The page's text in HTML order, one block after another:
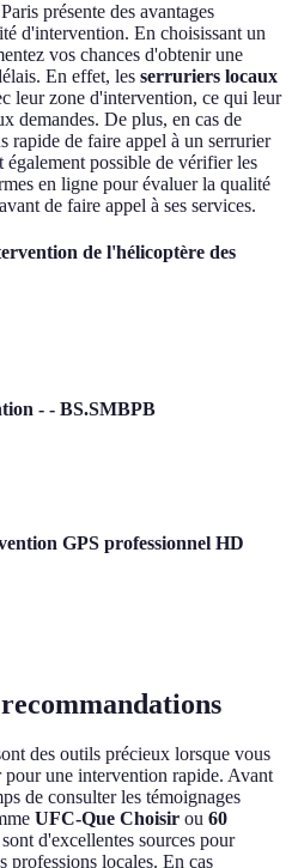
présente des avantages
d'intervention. En choisissant un
vos chances d'obtenir une
En effet, les serruriers locaux
leur zone d'intervention, ce qui leur
demandes. De plus, en cas de
rapide de faire appel à un serrurier
possible de vérifier les
en ligne pour évaluer la qualité
de faire appel à ses services.
de l'hélicoptère des
- - BS.SMBPB
GPS professionnel HD
des outils précieux lorsque vous
pour une intervention rapide. Avant
de consulter les témoignages
UFC-Que Choisir ou 60
sont d'excellentes sources pour
professions locales. En cas